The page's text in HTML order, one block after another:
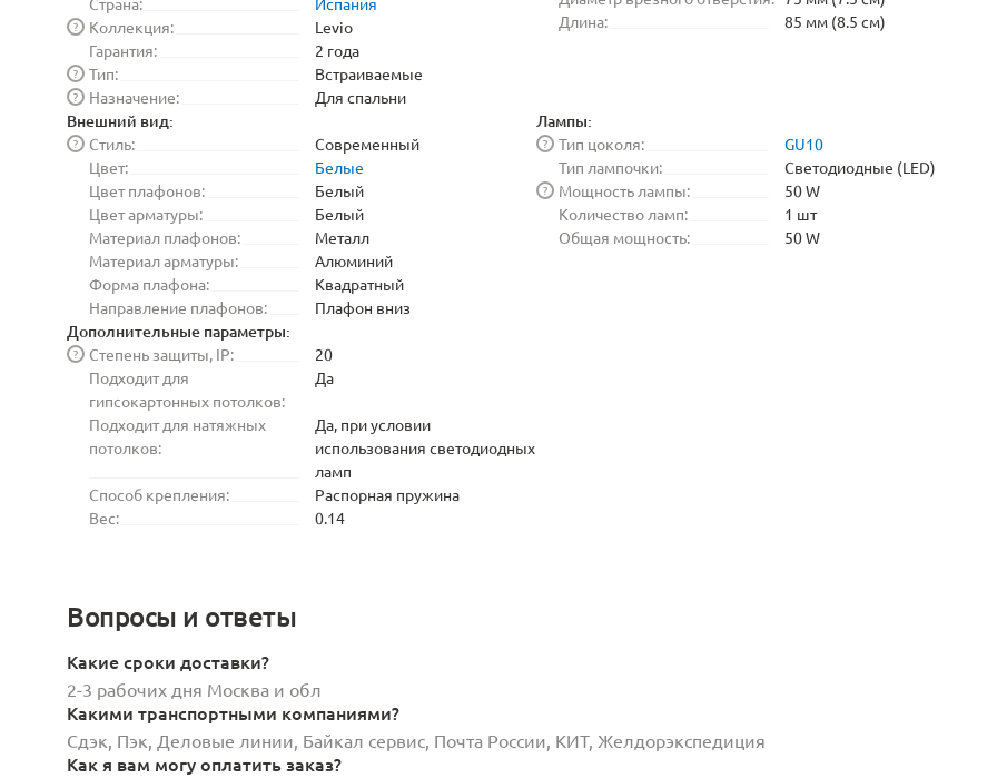
Коллекция:
?
Levio
Гарантия:
2 года
Тип:
?
Встраиваемые
Назначение:
? Для спальни
Длина:
85 мм (8.5 см)
Внешний вид:
Стиль:
?
Современный
Цвет:
Белые
Цвет плафонов:
Белый
Цвет арматуры:
Белый
Материал плафонов:
Металл
Материал арматуры:
Алюминий
Форма плафона:
Квадратный
Направление плафонов:
Плафон вниз
Лампы:
Тип цоколя:
?
GU10
Тип лампочки:
Светодиодные (LED)
Мощность лампы:
?
50 W
Количество ламп:
1 шт
Общая мощность:
50 W
Дополнительные параметры:
Степень защиты, IP:
?
20
Подходит для
гипсокартонных потолков:
Да
Подходит для натяжных
потолков:
Да, при условии
использования светодиодных
ламп
Способ крепления:
Распорная пружина
Вес:
0.14
Вопросы и ответы
Какие сроки доставки?
2-3 рабочих дня Москва и обл
Какими транспортными компаниями?
Сдэк, Пэк, Деловые линии, Байкал сервис, Почта России, КИТ, Желдорэкспедиция
Как я вам могу оплатить заказ?